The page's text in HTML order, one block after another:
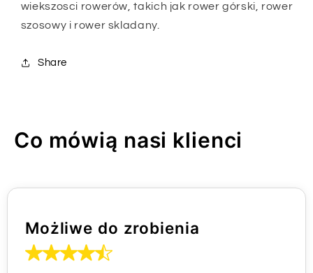
wiekszosci rowerów, takich jak rower górski, rower
szosowy i rower skladany.
Share
Co mówią nasi klienci
Możliwe do zrobienia